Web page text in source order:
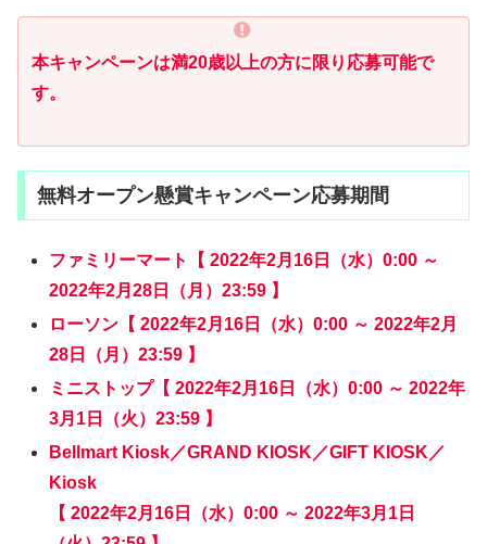
本キャンペーンは満20歳以上の方に限り応募可能で
す。
無料オープン懸賞キャンペーン応募期間
ファミリーマート【 2022年2月16日（水）0:00 ～
2022年2月28日（月）23:59 】
ローソン【 2022年2月16日（水）0:00 ～ 2022年2月
28日（月）23:59 】
ミニストップ【 2022年2月16日（水）0:00 ～ 2022年
3月1日（火）23:59 】
Bellmart Kiosk／GRAND KIOSK／GIFT KIOSK／
Kiosk
【 2022年2月16日（水）0:00 ～ 2022年3月1日